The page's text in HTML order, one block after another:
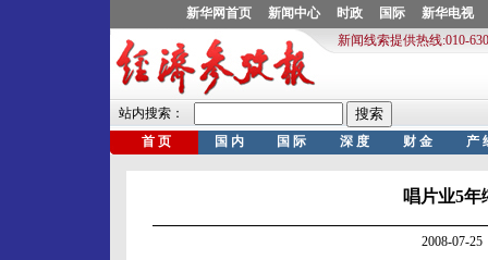
唱片业5年
2008-07-